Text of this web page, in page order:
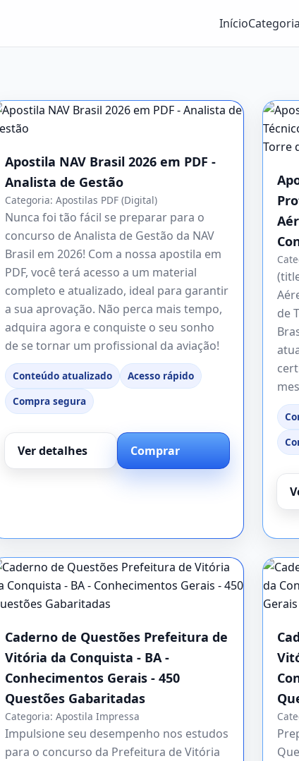
Início
Apostila NAV Brasil 2026 em PDF -
Analista de Gestão
Categoria: Apostilas PDF (Digital)
Nunca foi tão fácil se preparar para o
concurso de Analista de Gestão da NAV
Brasil em 2026! Com a nossa apostila em
PDF, você terá acesso a um material
completo e atualizado, ideal para garantir
a sua aprovação. Não perca mais tempo,
adquira agora e conquiste o seu sonho
de se tornar um profissional da aviação!
Conteúdo atualizado
Acesso rápido
Compra segura
Ver detalhes Comprar
de
Caderno de Questões Prefeitura de
Vitória da Conquista - BA -
Conhecimentos Gerais - 450
Questões Gabaritadas
Categoria: Apostila Impressa
Impulsione seu desempenho nos estudos
para o concurso da Prefeitura de Vitória